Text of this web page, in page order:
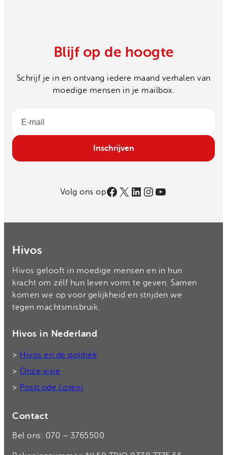
Blijf op de hoogte
Schrijf je in en ontvang iedere maand verhalen van
moedige mensen in je mailbox.
Email
Inschrijven
Volg ons opFacebook
X LinkedIn
Instagram
YouTube
Hivos
Hivos gelooft in moedige mensen en in hun
kracht om zélf hun leven vorm te geven. Samen
komen we op voor gelijkheid en strijden we
tegen machtsmisbruik.
Hivos in Nederland
> Hivos en de politiek
> Onze visie
> Postcode Loterij
Contact
Bel ons: 070 – 3765500